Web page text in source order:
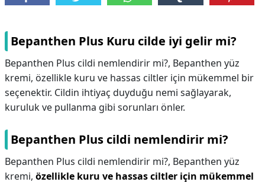
Bepanthen Plus Kuru cilde iyi gelir mi?
Bepanthen Plus cildi nemlendirir mi?, Bepanthen yüz
kremi, özellikle kuru ve hassas ciltler için mükemmel bir
seçenektir. Cildin ihtiyaç duyduğu nemi sağlayarak,
kuruluk ve pullanma gibi sorunları önler.
Bepanthen Plus cildi nemlendirir mi?
Bepanthen Plus cildi nemlendirir mi?, Bepanthen yüz
kremi, özellikle kuru ve hassas ciltler için mükemmel